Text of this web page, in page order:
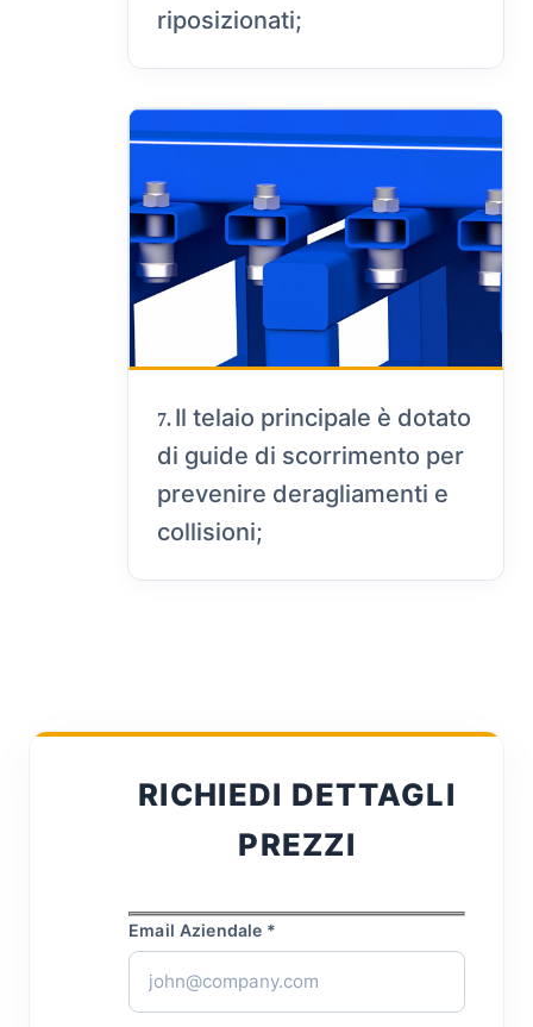
riposizionati;
7. Il telaio principale è dotato
di guide di scorrimento per
prevenire deragliamenti e
collisioni;
RICHIEDI DETTAGLI
PREZZI
Email Aziendale *